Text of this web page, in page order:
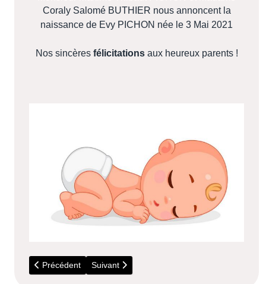
Coraly Salomé BUTHIER nous annoncent la
naissance de Evy PICHON née le 3 Mai 2021
Nos sincères félicitationsaux heureux parents !
Article précédent : 7 Juin 2021 - Avis de naissance de Tom
Précédent Article suivant : 14 Décembre - Décès de
Suivant